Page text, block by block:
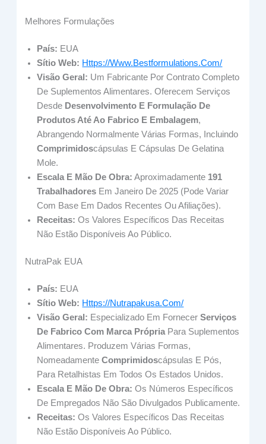
Melhores Formulações
País: EUA
Sítio Web: Https://www.bestformulations.com/
Visão Geral: Um Fabricante Por Contrato Completo
De Suplementos Alimentares. Oferecem Serviços
Desde Desenvolvimento E Formulação De
Produtos Até Ao Fabrico E Embalagem,
Abrangendo Normalmente Várias Formas, Incluindo
ComprimidosCápsulas E Cápsulas De Gelatina
Mole.
Escala E Mão De Obra: Aproximadamente 191
Trabalhadores Em Janeiro De 2025 (pode Variar
Com Base Em Dados Recentes Ou Afiliações).
Receitas: Os Valores Específicos Das Receitas
Não Estão Disponíveis Ao Público.
NutraPak EUA
País: EUA
Sítio Web: Https://nutrapakusa.com/
Visão Geral: Especializado Em FornecerServiços
De Fabrico Com Marca Própria Para Suplementos
Alimentares. Produzem Várias Formas,
NomeadamenteComprimidosCápsulas E Pós,
Para Retalhistas Em Todos Os Estados Unidos.
Escala E Mão De Obra: Os Números Específicos
De Empregados Não São Divulgados Publicamente.
Receitas: Os Valores Específicos Das Receitas
Não Estão Disponíveis Ao Público.